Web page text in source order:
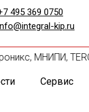
495 369 0750
kip.ru
МНИПИ,
Сервис